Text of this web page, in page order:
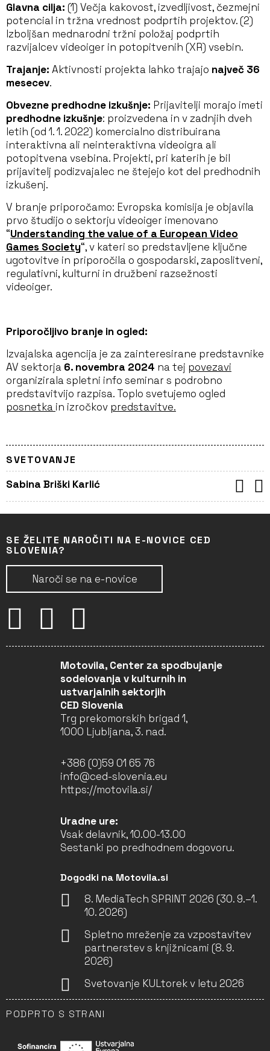
Glavna cilja: (1) Večja kakovost, izvedljivost, čezmejni
potencial in tržna vrednost podprtih projektov. (2)
Izboljšan mednarodni tržni položaj podprtih
razvijalcev videoiger in potopitvenih (XR) vsebin.
Trajanje: Aktivnosti projekta lahko trajajo največ 36
mesecev.
Obvezne predhodne izkušnje: Prijavitelji morajo imeti
predhodne izkušnje: proizvedena in v zadnjih dveh
letih (od 1. 1. 2022) komercialno distribuirana
interaktivna ali neinteraktivna videoigra ali
potopitvena vsebina. Projekti, pri katerih je bil
prijavitelj podizvajalec ne štejejo kot del predhodnih
izkušenj.
V branje priporočamo: Evropska komisija je objavila
prvo študijo o sektorju videoiger imenovano
“Understanding the value of a European Video
Games Society“, v kateri so predstavljene ključne
ugotovitve in priporočila o gospodarski, zaposlitveni,
regulativni, kulturni in družbeni razsežnosti
videoiger.
Priporočljivo branje in ogled:
Izvajalska agencija je za zainteresirane predstavnike
AV sektorja 6. novembra 2024 na tej povezavi
organizirala spletni info seminar s podrobno
predstavitvijo razpisa. Toplo svetujemo ogled
posnetka in izročkov predstavitve.
SVETOVANJE
Sabina Briški Karlić
SE ŽELITE NAROČITI NA E-NOVICE CED
SLOVENIA?
Naroči se na e-novice
Motovila, Center za spodbujanje
sodelovanja v kulturnih in
ustvarjalnih sektorjih
CED Slovenia
Trg prekomorskih brigad 1,
1000 Ljubljana, 3. nad.
+386 (0)59 01 65 76
info@ced-slovenia.eu
https://motovila.si/
Uradne ure:
Vsak delavnik, 10.00-13.00
Sestanki po predhodnem dogovoru.
Dogodki na Motovila.si
8. MediaTech SPRINT 2026 (30. 9.–1.
10. 2026)
Spletno mreženje za vzpostavitev
partnerstev s knjižnicami (8. 9.
2026)
Svetovanje KULtorek v letu 2026
PODPRTO S STRANI